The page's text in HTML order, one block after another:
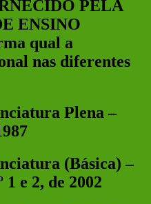
PELA
ENSINO
qual a
nas diferentes
Plena –
(Básica) –
e 2, de 2002